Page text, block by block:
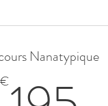
Nanatypique
€